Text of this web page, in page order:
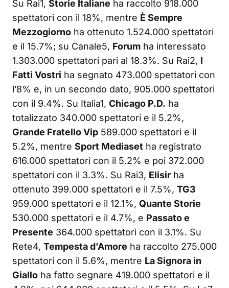
Su Rai1, Storie Italiane ha raccolto 918.000
spettatori con il 18%, mentre È Sempre
Mezzogiorno ha ottenuto 1.524.000 spettatori
e il 15.7%; su Canale5, Forum ha interessato
1.303.000 spettatori pari al 18.3%. Su Rai2, I
Fatti Vostri ha segnato 473.000 spettatori con
l’8% e, in un secondo dato, 905.000 spettatori
con il 9.4%. Su Italia1, Chicago P.D. ha
totalizzato 340.000 spettatori e il 5.2%,
Grande Fratello Vip 589.000 spettatori e il
5.2%, mentre Sport Mediaset ha registrato
616.000 spettatori con il 5.2% e poi 372.000
spettatori con il 3.3%. Su Rai3, Elisir ha
ottenuto 399.000 spettatori e il 7.5%, TG3
959.000 spettatori e il 12.1%, Quante Storie
530.000 spettatori e il 4.7%, e Passato e
Presente 364.000 spettatori con il 3.1%. Su
Rete4, Tempesta d’Amore ha raccolto 275.000
spettatori con il 5.6%, mentre La Signora in
Giallo ha fatto segnare 419.000 spettatori e il